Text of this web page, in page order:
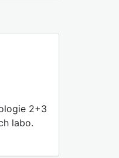
2+3
labo.